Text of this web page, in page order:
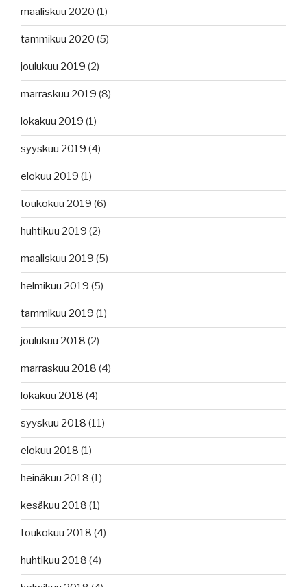
maaliskuu 2020 (1)
tammikuu 2020 (5)
joulukuu 2019 (2)
marraskuu 2019 (8)
lokakuu 2019 (1)
syyskuu 2019 (4)
elokuu 2019 (1)
toukokuu 2019 (6)
huhtikuu 2019 (2)
maaliskuu 2019 (5)
helmikuu 2019 (5)
tammikuu 2019 (1)
joulukuu 2018 (2)
marraskuu 2018 (4)
lokakuu 2018 (4)
syyskuu 2018 (11)
elokuu 2018 (1)
heinäkuu 2018 (1)
kesäkuu 2018 (1)
toukokuu 2018 (4)
huhtikuu 2018 (4)